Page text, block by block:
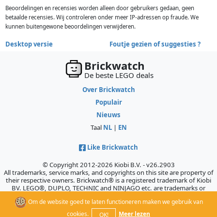
Beoordelingen en recensies worden alleen door gebruikers gedaan, geen
betaalde recensies. Wij controleren onder meer IP-adressen op fraude. We
kunnen buitengewone beoordelingen verwijderen.
Desktop versie Foutje gezien of suggesties ?
Om de website goed te laten functioneren maken we gebruik van
cookies.
OK! Meer lezen
Brickwatch
De beste LEGO deals
Over Brickwatch
Populair
Nieuws
Taal NL| EN
Like Brickwatch
© Copyright 2012-2026 Kiobi B.V. - v26.2903
All trademarks, service marks, and copyrights on this site are property of
their respective owners. Brickwatch® is a registered trademark of Kiobi
BV. LEGO®, DUPLO, TECHNIC and NINJAGO etc. are trademarks or
registered trademarks of the LEGO Company, which does not sponsor,
authorize, or endorse this site.